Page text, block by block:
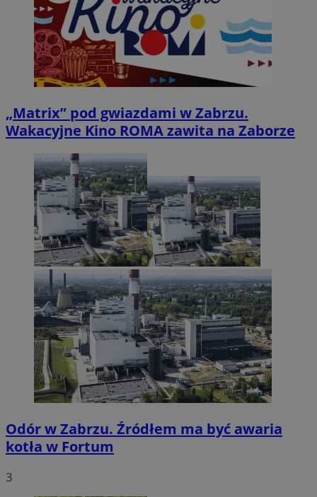
„Matrix” pod gwiazdami w Zabrzu.
Wakacyjne Kino ROMA zawita na Zaborze
Odór w Zabrzu. Źródłem ma być awaria
kotła w Fortum
3